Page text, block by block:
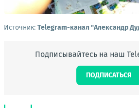
Источник: Telegram-канал "Александр
Подписывайтесь на наш
ПОДПИСАТЬСЯ